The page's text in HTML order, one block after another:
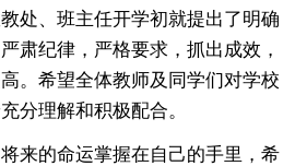
处、班主任开学初就提出了明确
肃纪律，严格要求，抓出成效，
。希望全体教师及同学们对学校
分理解和积极配合。
来的命运掌握在自己的手里，希